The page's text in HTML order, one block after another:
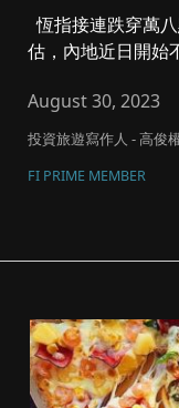
恆指接連跌穿萬八點水平，不少股票被超賣，價值被低
估，內地近日開始
August 30, 2023
投資旅遊寫作人 - 高俊
FI PRIME MEMBER